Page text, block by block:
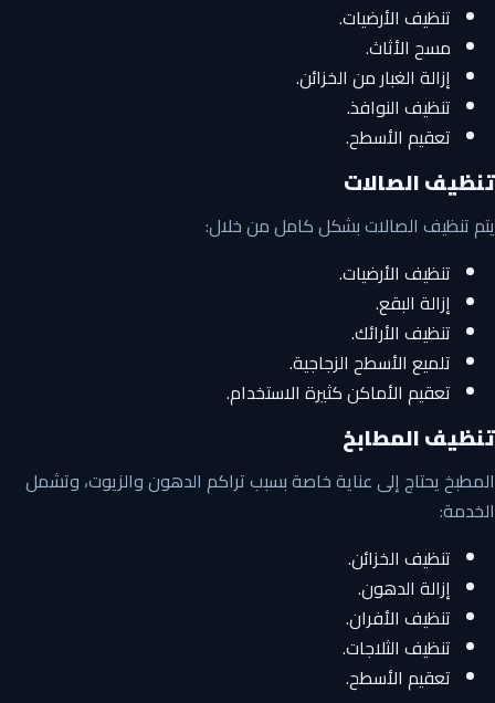
تنظيف الأرضيات.
مسح الأثاث.
إزالة الغبار من الخزائن.
تنظيف النوافذ.
تعقيم الأسطح.
تنظيف الصالات
يتم تنظيف الصالات بشكل كامل من خلال:
تنظيف الأرضيات.
إزالة البقع.
تنظيف الأرائك.
تلميع الأسطح الزجاجية.
تعقيم الأماكن كثيرة الاستخدام.
تنظيف المطابخ
المطبخ يحتاج إلى عناية خاصة بسبب تراكم الدهون والزيوت، وتشمل
الخدمة:
تنظيف الخزائن.
إزالة الدهون.
تنظيف الأفران.
تنظيف الثلاجات.
تعقيم الأسطح.